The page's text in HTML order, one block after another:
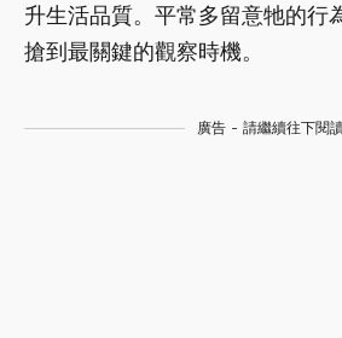
升生活品質。平常多留意牠的行
搶到最關鍵的觀察時機。
廣告 - 請繼續往下閱